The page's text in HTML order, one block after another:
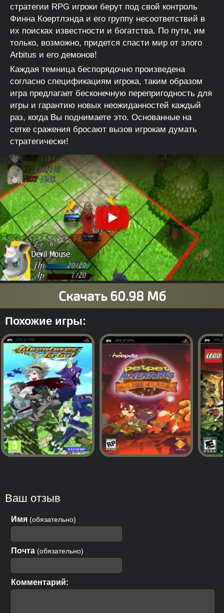
стратегии RPG игроки берут под свой контроль
Финна Коертлэнда и его группу несоответствий в
их поисках известности и богатства. По пути, им
только, возможно, придется спасти мир от злого
Arbitus и его демонов!
Каждая темница беспорядочно произведена
согласно спецификациям игрока, таким образом
игра предлагает бесконечную перепригодность для
игры и гарантию новых неожиданностей каждый
раз, когда Вы поднимаете это. Основанные на
сетке сражения бросают вызов игрокам думать
стратегически!
Похожие игры:
Ваш отзыв
Имя (обязательно)
Почта (обязательно)
Комментарий: